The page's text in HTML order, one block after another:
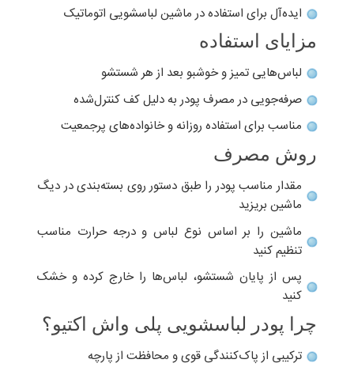
ایده‌آل برای استفاده در ماشین لباسشویی اتوماتیک
مزایای استفاده
لباس‌هایی تمیز و خوشبو بعد از هر شستشو
صرفه‌جویی در مصرف پودر به دلیل کف کنترل‌شده
مناسب برای استفاده روزانه و خانواده‌های پرجمعیت
روش مصرف
مقدار مناسب پودر را طبق دستور روی بسته‌بندی در دیگ
ماشین بریزید
ماشین را بر اساس نوع لباس و درجه حرارت مناسب
تنظیم کنید
پس از پایان شستشو، لباس‌ها را خارج کرده و خشک
کنید
چرا پودر لباسشویی پلی واش اکتیو؟
ترکیبی از پاک‌کنندگی قوی و محافظت از پارچه